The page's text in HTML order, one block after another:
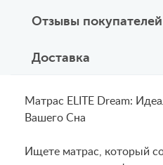
Отзывы покупателей
Доставка
Матрас ELITE Dream:
Вашего Сна
Ищете матрас, который